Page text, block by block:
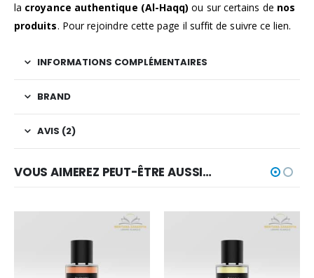
la croyance authentique (Al-Haqq) ou sur certains de nos
produits. Pour rejoindre cette page il suffit de suivre celien.
INFORMATIONS COMPLÉMENTAIRES
BRAND
AVIS (2)
VOUS AIMEREZ PEUT-ÊTRE AUSSI…